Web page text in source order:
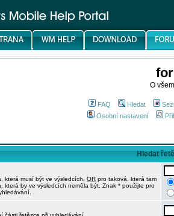
O
FAQ Hledat
Osobní nastavení
Hledat
která musí být ve výsledcích, OR pro taková, která tam
která by ve výsledcích neměla být. Znak * použijte pro